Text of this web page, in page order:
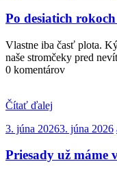
Po desiatich
Vlastne iba časť plota.
naše stromčeky pred
0 komentárov
Čítať ďalej
3. júna 20263. júna 2026
Priesady už máme